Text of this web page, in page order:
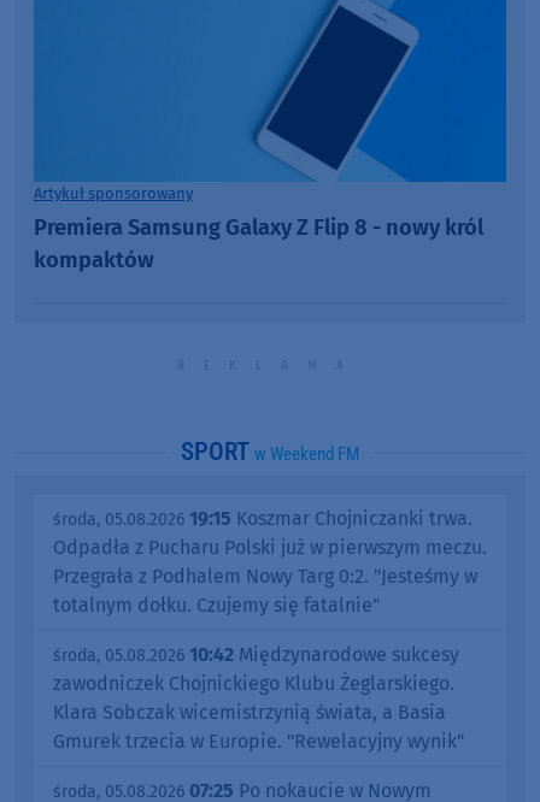
Artykuł sponsorowany
Premiera Samsung Galaxy Z Flip 8 - nowy król
kompaktów
SPORT w Weekend FM
środa, 05.08.2026 19:15 Koszmar Chojniczanki trwa.
Odpadła z Pucharu Polski już w pierwszym meczu.
Przegrała z Podhalem Nowy Targ 0:2. "Jesteśmy w
totalnym dołku. Czujemy się fatalnie"
środa, 05.08.2026 10:42 Międzynarodowe sukcesy
zawodniczek Chojnickiego Klubu Żeglarskiego.
Klara Sobczak wicemistrzynią świata, a Basia
Gmurek trzecia w Europie. "Rewelacyjny wynik"
środa, 05.08.2026 07:25 Po nokaucie w Nowym